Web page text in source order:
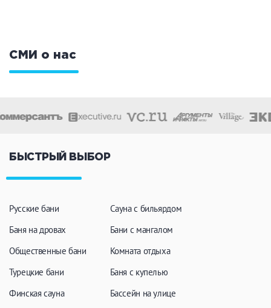
СМИ о нас
БЫСТРЫЙ ВЫБОР
Русские бани
Баня на дровах
Общественные бани
Турецкие бани
Финская сауна
Сауна с бильярдом
Бани с мангалом
Комната отдыха
Баня с купелью
Бассейн на улице